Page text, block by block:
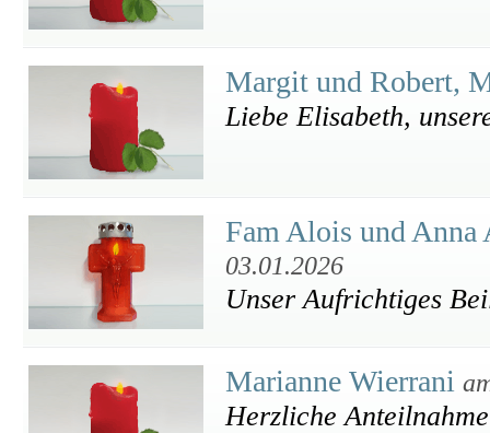
Margit und Robert,
Liebe Elisabeth,
Fam Alois und
03.01.2026
Unser Aufrichtiges
Marianne Wierrani
Herzliche